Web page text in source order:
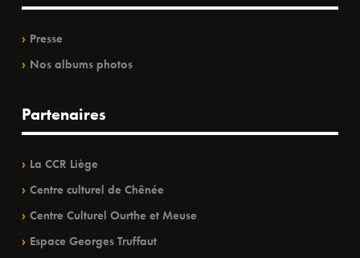
Presse
Nos albums photos
Partenaires
La CCR Liège
Centre culturel de Chênée
Centre Culturel Ourthe et Meuse
Espace Georges Truffaut